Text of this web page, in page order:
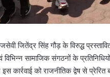
जितेंद्र सिंह गौड़ के विरुद्ध
विभिन्न सामाजिक संगठनों के
कार्रवाई को राजनीतिक द्वेष से